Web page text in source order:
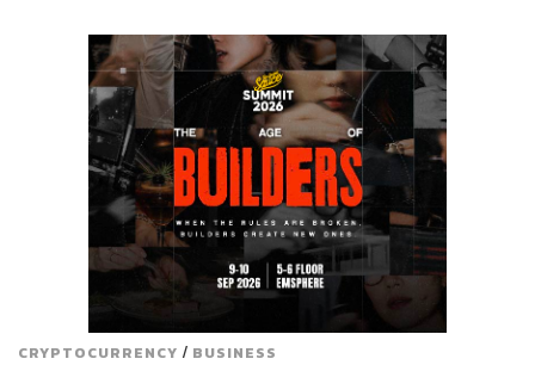
CRYPTOCURRENCY / BUSINESS